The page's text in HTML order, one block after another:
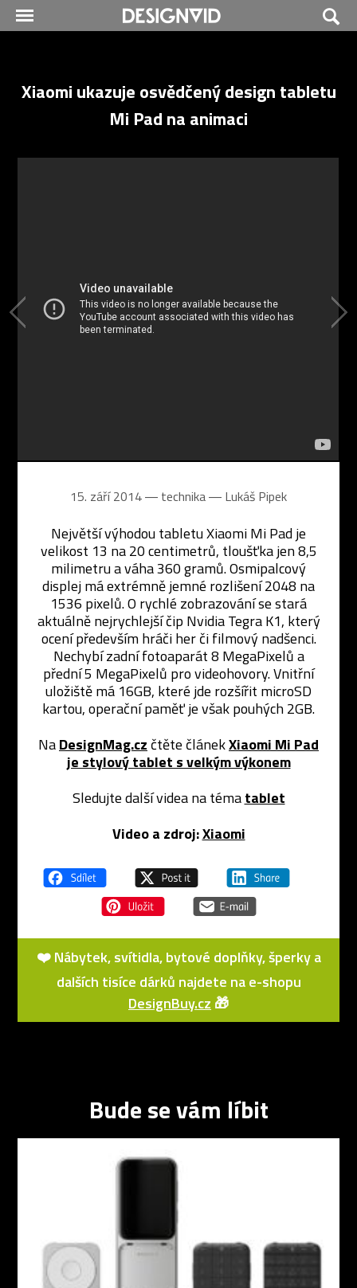
Xiaomi ukazuje osvědčený design tabletu
Mi Pad na animaci
15. září 2014 ― technika ― Lukáš Pipek
Největší výhodou tabletu Xiaomi Mi Pad je
velikost 13 na 20 centimetrů, tloušťka jen 8,5
milimetru a váha 360 gramů. Osmipalcový
displej má extrémně jemné rozlišení 2048 na
1536 pixelů. O rychlé zobrazování se stará
aktuálně nejrychlejší čip Nvidia Tegra K1, který
ocení především hráči her či filmový nadšenci.
Nechybí zadní fotoaparát 8 MegaPixelů a
přední 5 MegaPixelů pro videohovory. Vnitřní
uložiště má 16GB, které jde rozšířit microSD
kartou, operační paměť je však pouhých 2GB.
NaDesignMag.cz čtěte článekXiaomi Mi Pad
je stylový tablet s velkým výkonem
Sledujte další videa na tématablet
Video a zdroj:Xiaomi
❤️ Nábytek, svítidla, bytové doplňky, šperky a
dalších tisíce dárků najdete na e-shopu
DesignBuy.cz 🎁
Bude se vám líbit